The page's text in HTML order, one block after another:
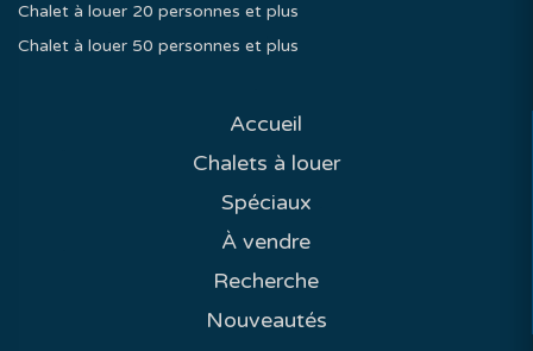
Chalet à louer 20 personnes et plus
Chalet à louer 50 personnes et plus
Accueil
Chalets à louer
Spéciaux
À vendre
Recherche
Nouveautés